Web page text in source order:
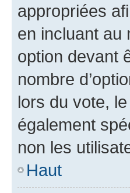
appropriées
en incluant au
option devant
nombre
lors du vote,
également
non les
Haut